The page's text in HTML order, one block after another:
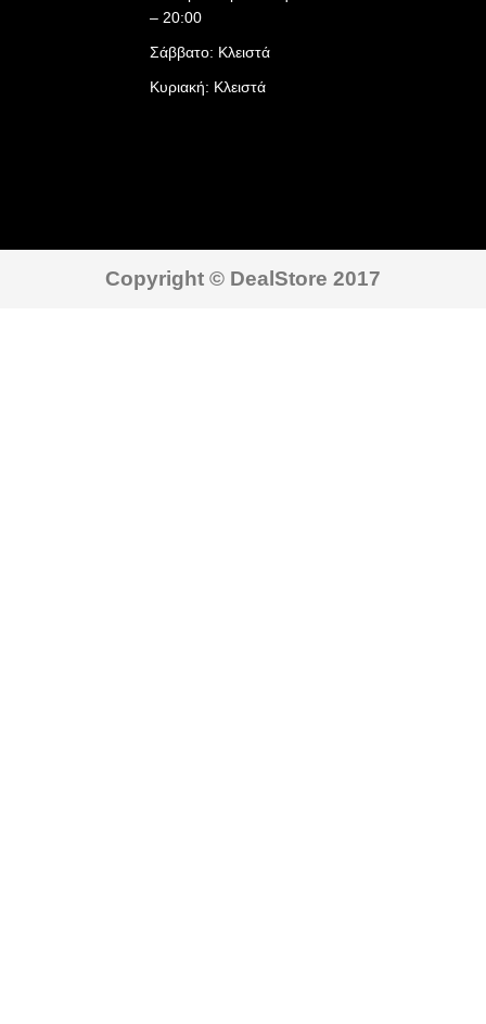
– 20:00
Σάββατο: Κλειστά
Κυριακή: Κλειστά
Copyright © DealStore 2017